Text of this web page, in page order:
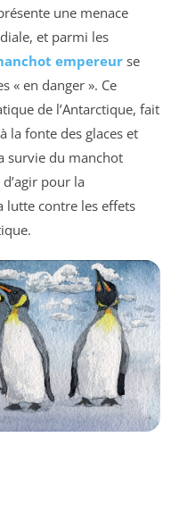
une menace
et parmi les
empereur se
« en danger ». Ce
de l’Antarctique, fait
la fonte des glaces et
survie du manchot
pour la
lutte contre les effets